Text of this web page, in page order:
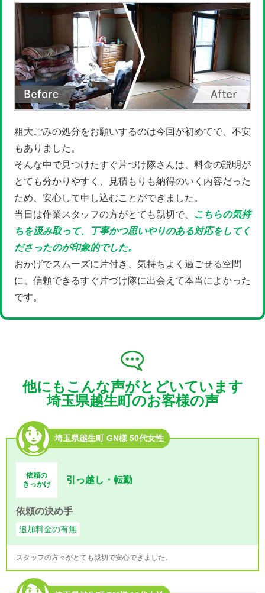
粗大ごみの処分をお願いするのは今回が初めてで、不安
もありました。
そんな中で見つけたすぐ片づけ隊さんは、料金の説明が
とても分かりやすく、見積もりも納得のいく内容だった
ため、安心して申し込むことができました。
当日は作業スタッフの方がとても親切で、
こちらの気持
ちを汲み取って、丁寧かつ思いやりのある対応をしてく
ださったのが印象的でした。
おかげでスムーズに片付き、気持ちよく過ごせる空間
に。信頼できるすぐ片づけ隊に出会えて本当によかった
です。
他にもこんな声がとどいています
埼玉県越生町のお客様の声
埼玉県越生町 GN様 50代女性
依頼の
きっかけ
引っ越し・転勤
依頼の決め手
追加料金の有無
スタッフの方々がとても親切で安心できました。